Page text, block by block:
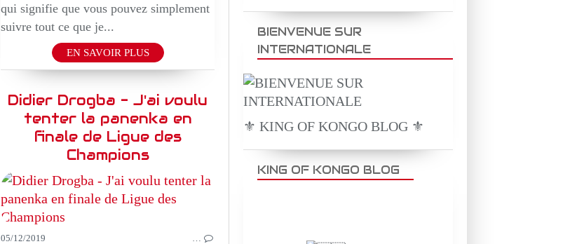
qui signifie que vous pouvez simplement
suivre tout ce que je...
EN SAVOIR PLUS
BEAUTE
EPIQUE
Didier Drogba - J'ai voulu
tenter la panenka en
finale de Ligue des
Champions
05/12/2019
BIENVENUE SUR
INTERNATIONALE
⚜️ KING OF KONGO BLOG ⚜️
KING OF KONGO BLOG